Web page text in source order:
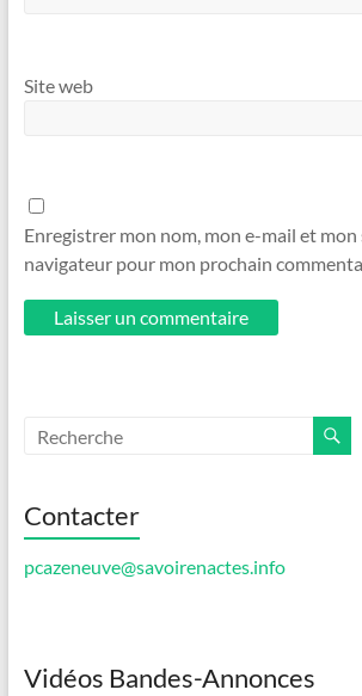
Site web
Enregistrer mon nom, mon e-mail et mon
navigateur pour mon prochain
Contacter
pcazeneuve@savoirenactes.info
Vidéos Bandes-Annonces